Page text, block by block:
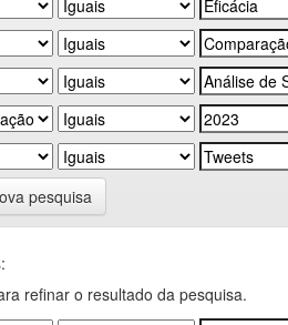
pesquisa
refinar o resultado da pesquisa.